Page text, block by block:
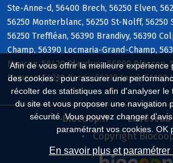
Afin de vous offrir la meilleure expérience
des cookies : pour assurer une
récolter des statistiques afin d'analyser
du site et vous proposer une navigation
sécurité. Vous pouvez changer
paramétrant vos cookies. OK
En savoir plus et
Ste-Anne-d, 56400 Brech, 56250 Elven,
56250 Monterblanc, 56250 St-Nolff, 56250
56250 Treffléan, 56390 Brandivy, 56390
Champ, 56390 Locmaria-Grand-Champ,
Meucon, 56420 Plaudren, 56890 Plescop,
Damgan, 56230 Berric, 56230 Larré, 56190
Biocoop.fr
Le
Copyright